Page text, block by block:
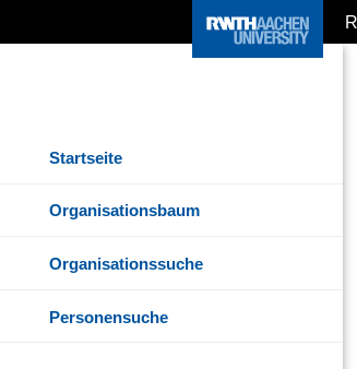
Startseite
Organisationsbaum
Organisationssuche
Personensuche